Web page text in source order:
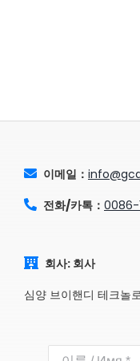
이메일：
전화/카톡： 0086-
회사: 회사
심양 브이핸디 테크놀